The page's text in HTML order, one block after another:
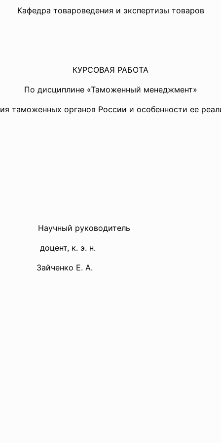
Кафедра товароведения и экспертизы товаров
КУРСОВАЯ РАБОТА
По дисциплине «Таможенный менеджмент»
таможенных органов России и особенности ее
руководитель
к. э. н.
Е. А.